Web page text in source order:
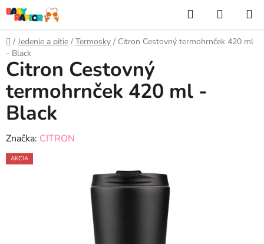
Prejsť
na
obsah
Hľadať
KOŠÍK
Domov
/ Jedenie a pitie / Termosky / Citron Cestovný termohrnček 420 ml
- Black
Citron Cestovný
termohrnček 420 ml -
Black
Značka: CITRON
AKCIA